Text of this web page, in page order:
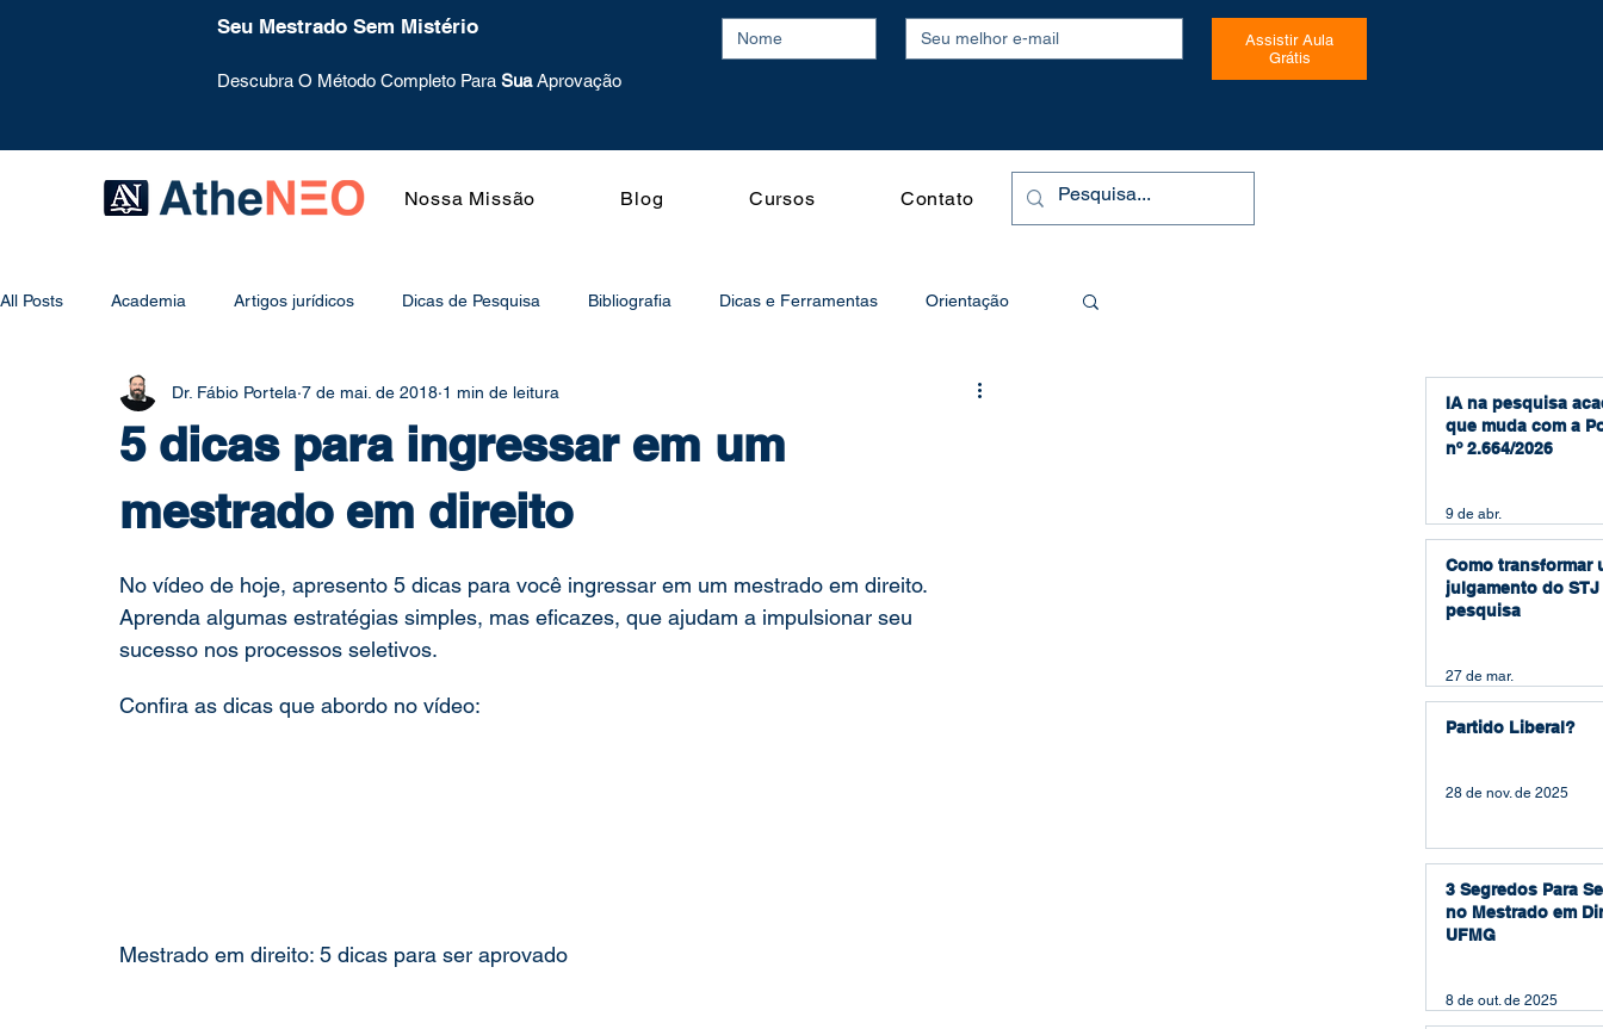
Seu Mestrado Sem Mistério
Descubra O Método Completo Para SuaAprovação
Assistir Aula
Grátis
Nossa Missão Blog Cursos Contato
All Posts Academia Artigos jurídicos Dicas de Pesquisa Bibliografia Dicas e Ferramentas Orientação
Mentoring Mural Metodologia Método de Estudo
Projeto de Pesquisa Redação
Pesquisa Acadêmica Direito e Tecnologia pós-graduação Mestrado Doutorado
5 dicas para ingressar em um
mestrado em direito
Dr. Fábio Portela 7 de mai. de 2018 1 min de leitura
No vídeo de hoje, apresento 5 dicas para você ingressar em um mestrado em direito.
Aprenda algumas estratégias simples, mas eficazes, que ajudam a impulsionar seu
sucesso nos processos seletivos.
Confira as dicas que abordo no vídeo:
Mestrado em direito: 5 dicas para ser aprovado
IA na pesquisa
que muda com a
nº 2.664/2026
9 de abr.
Como transformar
julgamento do STJ
pesquisa
27 de mar.
Partido Liberal?
28 de nov. de 2025
3 Segredos Para
no Mestrado em
UFMG
8 de out. de 2025